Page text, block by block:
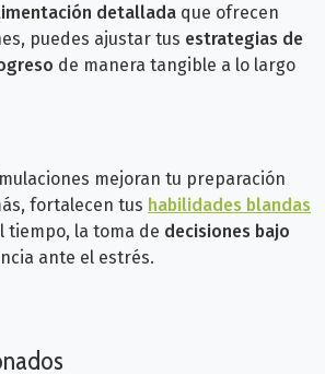
detallada que ofrecen
puedes ajustar tus estrategias de
de manera tangible a lo largo
mejoran tu preparación
fortalecen tus habilidades blandas
tiempo, la toma de decisiones bajo
ante el estrés.